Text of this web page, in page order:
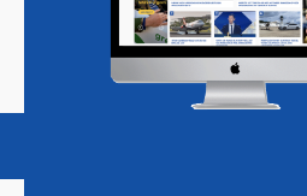
Magazine Podcasts